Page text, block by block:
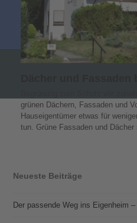
grünen Dächern, Fassaden und
Hauseigentümer etwas für
tun. Grüne Fassaden und Dächer
Neueste Beiträge
Der passende Weg ins Eigenheim